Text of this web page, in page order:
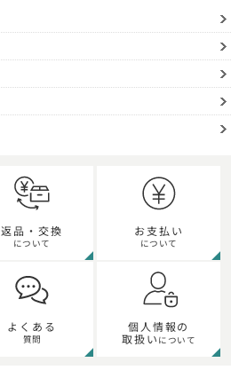
返品・交換
について
お支払い
について
よくある
質問
個人情報の
取扱い について